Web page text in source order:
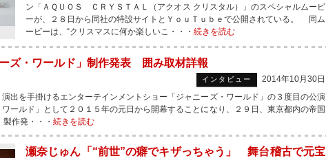
ン「ＡＱＵＯＳ ＣＲＹＳＴＡＬ（アクオス クリスタル）」のスペシャルムービ
ーが、２８日から同社の特設サイトとＹｏｕＴｕｂｅで公開されている。 同ム
ービーは、“クリスマスに何か楽しいこ・・・ 続きを読む
ズ・ワールド」制作発表 囲み取材詳報
インタビュー
2014年10月30日
出を手掛けるエンターテインメントショー「ジャニーズ・ワールド」の３度目の公演
ールド」として２０１５年の元日から開幕することになり、２９日、東京都内の帝国
作発・・・ 続きを読む
瀬奈じゅん「“前世”の癖でキザっちゃう」 舞台稽古で元宝